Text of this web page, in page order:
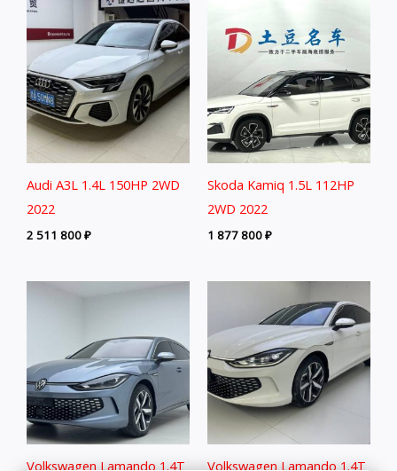
Audi A3L 1.4L 150HP 2WD
2022
2 511 800₽
Skoda Kamiq 1.5L 112HP
2WD 2022
1 877 800₽
Volkswagen Lamando 1.4T Volkswagen Lamando 1.4T